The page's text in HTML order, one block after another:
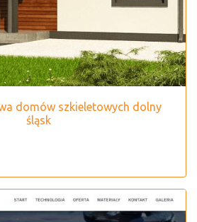
domów szkieletowych dolny
śląsk